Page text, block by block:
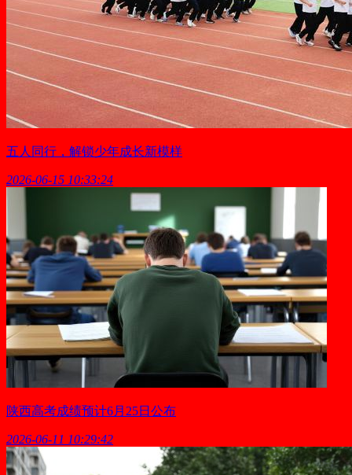
五人同行，解锁少年成长新模样
2026-06-15 10:33:24
陕西高考成绩预计6月25日公布
2026-06-11 10:29:42